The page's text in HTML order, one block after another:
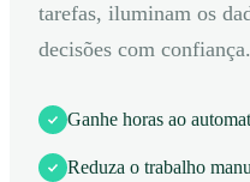
tarefas, iluminam os
decisões com confiança.
Ganhe horas ao
Reduza o trabalho